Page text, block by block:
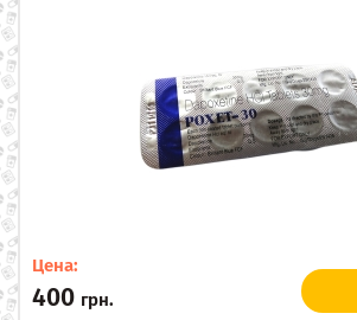
Цена:
400 грн.